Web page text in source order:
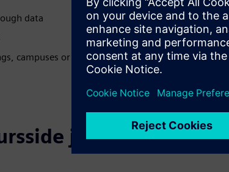
data
campuses or districts to exploit synergies
ja Sellega